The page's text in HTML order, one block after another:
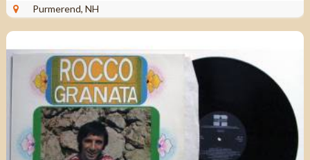
...
Purmerend, NH